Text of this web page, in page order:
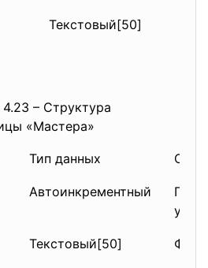
Текстовый[50]
– Структура
«Мастера»
Тип данных
Автоинкрементный
Текстовый[50] ФИО